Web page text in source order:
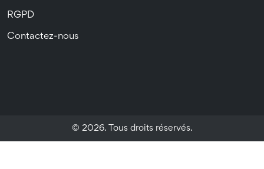
RGPD
Contactez-nous
© 2026. Tous droits réservés.